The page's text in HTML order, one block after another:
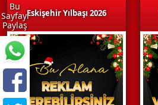
Eskişehir Yılbaşı 2026
Bu
Sayfayı
Paylaş